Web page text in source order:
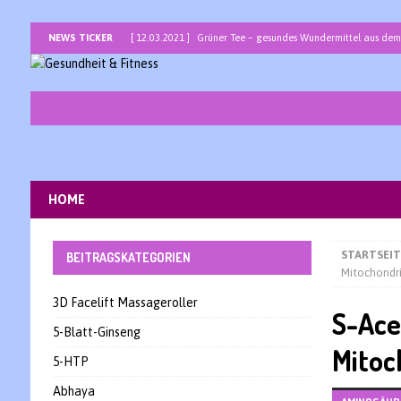
NEWS TICKER [ 12.03.2021 ] Grüner Tee – gesundes Wundermittel aus
[ 05.03.2021 ]
[ 19.02.2021 ] Traubenkernöl -Jungbrunnen für Haut und
Lapacho – die heilsame peruanische
[ 29.01.2021 ] Bor – Spurenelement als Wunderwaffe
HOME
S-
BEITRAGSKATEGORIEN
3D Facelift Massageroller
5-Blatt-Ginseng
5-HTP
Abhaya